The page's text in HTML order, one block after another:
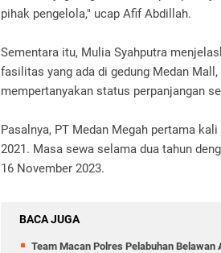
pihak pengelola," ucap Afif Abdillah.
Sementara itu, Mulia Syahputra
fasilitas yang ada di gedung Medan
mempertanyakan status perpanjangan
Pasalnya, PT Medan Megah pertama
2021. Masa sewa selama dua tahun
16 November 2023.
BACA JUGA
Team Macan Polres Pelabuhan